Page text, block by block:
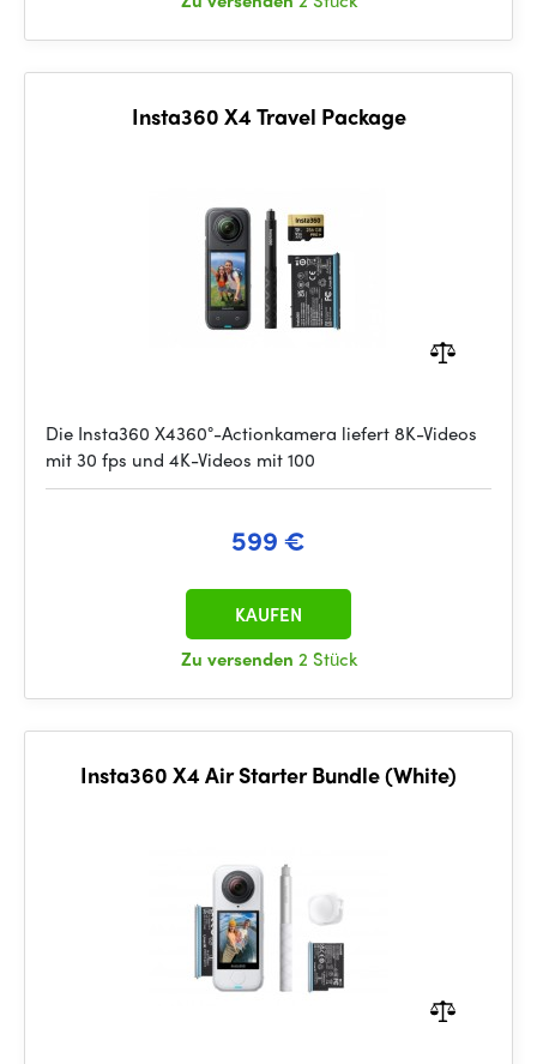
Insta360 X4 Travel Package
Die Insta360 X4360°-Actionkamera liefert 8K-Videos
mit 30 fps und 4K-Videos mit 100
599 €
Zu versenden 2 Stück
KAUFEN
Insta360 X4 Air Starter Bundle (White)